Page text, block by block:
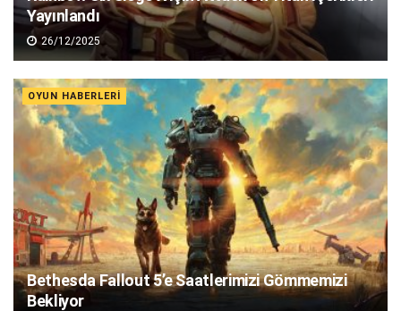
Yayınlandı
26/12/2025
OYUN HABERLERI
Bethesda Fallout 5’e Saatlerimizi Gömmemizi
Bekliyor